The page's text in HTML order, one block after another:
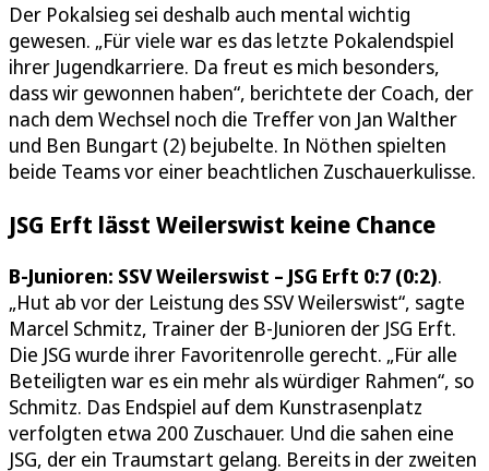
Der Pokalsieg sei deshalb auch mental wichtig
gewesen. „Für viele war es das letzte Pokalendspiel
ihrer Jugendkarriere. Da freut es mich besonders,
dass wir gewonnen haben“, berichtete der Coach, der
nach dem Wechsel noch die Treffer von Jan Walther
und Ben Bungart (2) bejubelte. In Nöthen spielten
beide Teams vor einer beachtlichen Zuschauerkulisse.
JSG Erft lässt Weilerswist keine Chance
B-Junioren: SSV Weilerswist – JSG Erft 0:7 (0:2).
„Hut ab vor der Leistung des SSV Weilerswist“, sagte
Marcel Schmitz, Trainer der B-Junioren der JSG Erft.
Die JSG wurde ihrer Favoritenrolle gerecht. „Für alle
Beteiligten war es ein mehr als würdiger Rahmen“, so
Schmitz. Das Endspiel auf dem Kunstrasenplatz
verfolgten etwa 200 Zuschauer. Und die sahen eine
JSG, der ein Traumstart gelang. Bereits in der zweiten